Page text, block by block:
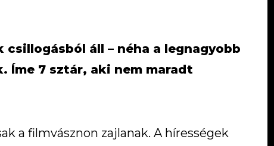
áll – néha a legnagyobb
Íme 7 sztár, aki nem maradt
a filmvásznon zajlanak. A hírességek